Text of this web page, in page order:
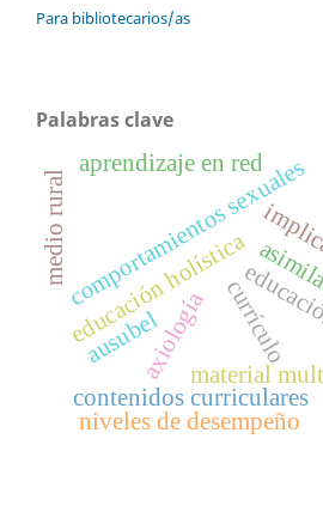
Para bibliotecarios/as
Palabras clave
currículo
axiologíamaterial
comportamientos sexuales
educación holística
contenidos curriculares
niveles de desempeño
aprendizaje en red
ausubel
medio rural